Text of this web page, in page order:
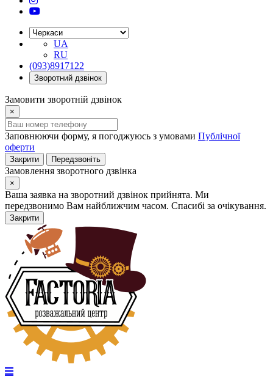
UA
RU
(093)8917122
Зворотний дзвінок
Замовити зворотній дзвінок
×
Заповнюючи форму, я погоджуюсь з умовами Публічної
оферти
Закрити Передзвоніть
Замовлення зворотного дзвінка
×
Ваша заявка на зворотний дзвінок прийнята. Ми
передзвонимо Вам найближчим часом. Спасибі за очікування.
Закрити